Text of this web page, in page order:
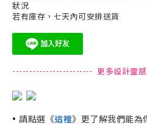
狀況
若有庫存，七天內可安排送貨
------------------------ 更多設計靈
• 請點選《這裡》更了解我們能為